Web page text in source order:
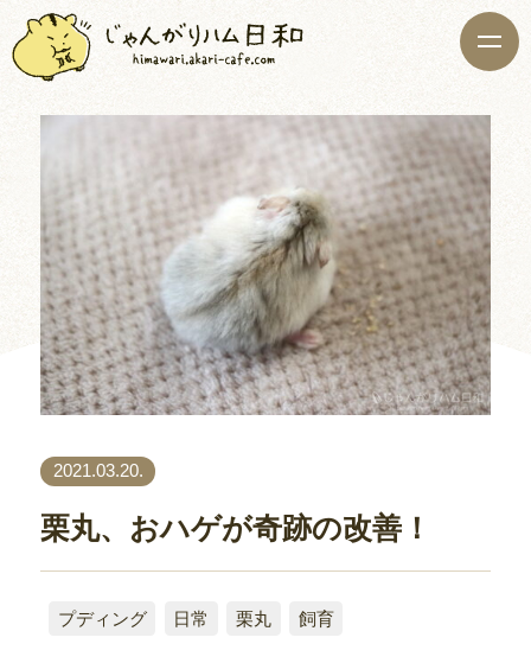
2021.03.20.
栗丸、おハゲが奇跡の改善！
プディング 日常 栗丸 飼育